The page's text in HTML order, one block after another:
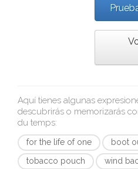
Aquí tienes algunas
descubrirás o memorizarás
du temps:
for the life of one boot
tobacco pouch
wind